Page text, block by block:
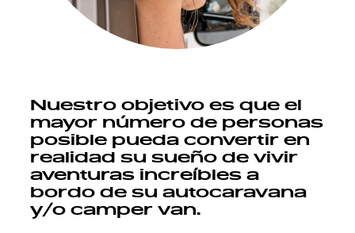
Nuestro objetivo es que el
mayor número de personas
posible pueda convertir en
realidad su sueño de vivir
aventuras increíbles a
bordo de su autocaravana
y/o camper van.